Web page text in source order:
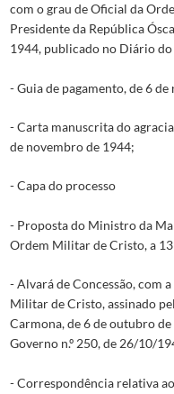
com o grau de Oficial da
Presidente da República
1944, publicado no Diário
- Guia de pagamento, de 6
- Carta manuscrita do
de novembro de 1944;
- Capa do processo
- Proposta do Ministro da
Ordem Militar de Cristo, a
- Alvará de Concessão, com
Militar de Cristo, assinado
Carmona, de 6 de outubro
Governo n.º 250, de 26/10/
- Correspondência relativa